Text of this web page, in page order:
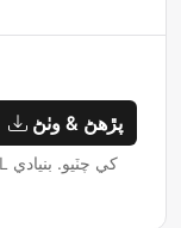
پڙھڻ & وٺڻ